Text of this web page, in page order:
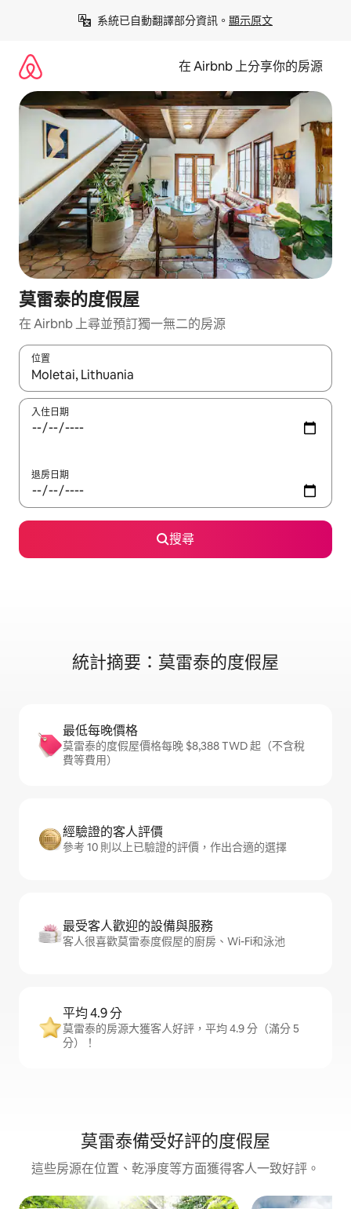
系統已自動翻譯部分資訊。 顯示原文
在 Airbnb 上分享你的房源
莫雷泰的度假屋
在 Airbnb 上尋並預訂獨一無二的房源
位置
如有搜尋結果，瀏覽內容時請使用上下箭頭，或輕點、滑動裝置。
入住日期
退房日期
搜尋
統計摘要：莫雷泰的度假屋
最低每晚價格
莫雷泰的度假屋價格每晚 $8,388 TWD 起（不含稅
費等費用）
經驗證的客人評價
參考 10 則以上已驗證的評價，作出合適的選擇
最受客人歡迎的設備與服務
客人很喜歡莫雷泰度假屋的廚房、Wi-Fi和泳池
平均 4.9 分
莫雷泰的房源大獲客人好評，平均 4.9 分（滿分 5
分）！
莫雷泰備受好評的度假屋
這些房源在位置、乾淨度等方面獲得客人一致好評。